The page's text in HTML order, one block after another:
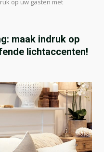
op uw gasten met
maak indruk op
lichtaccenten!